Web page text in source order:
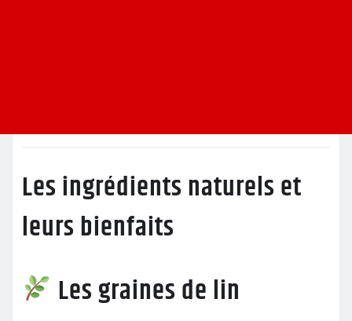
Les ingrédients naturels et
leurs bienfaits
Les graines de lin